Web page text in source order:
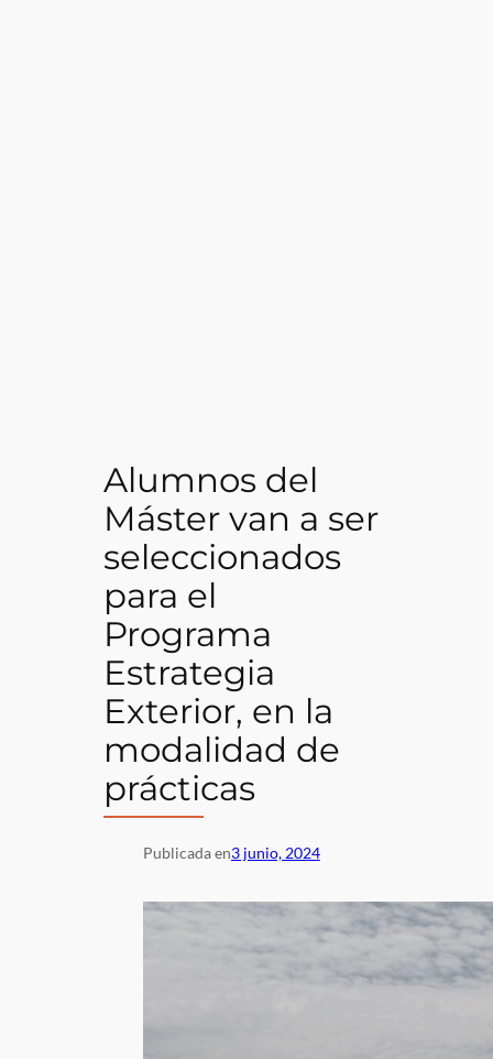
Alumnos del
Máster van a ser
seleccionados
para el
Programa
Estrategia
Exterior, en la
modalidad de
prácticas
Publicada en3 junio, 2024